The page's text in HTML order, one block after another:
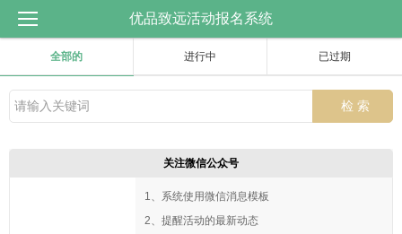
优品致远活动报名系统
全部的 进行中 已过期
关注微信公众号
1、系统使用微信消息模板
2、提醒活动的最新动态